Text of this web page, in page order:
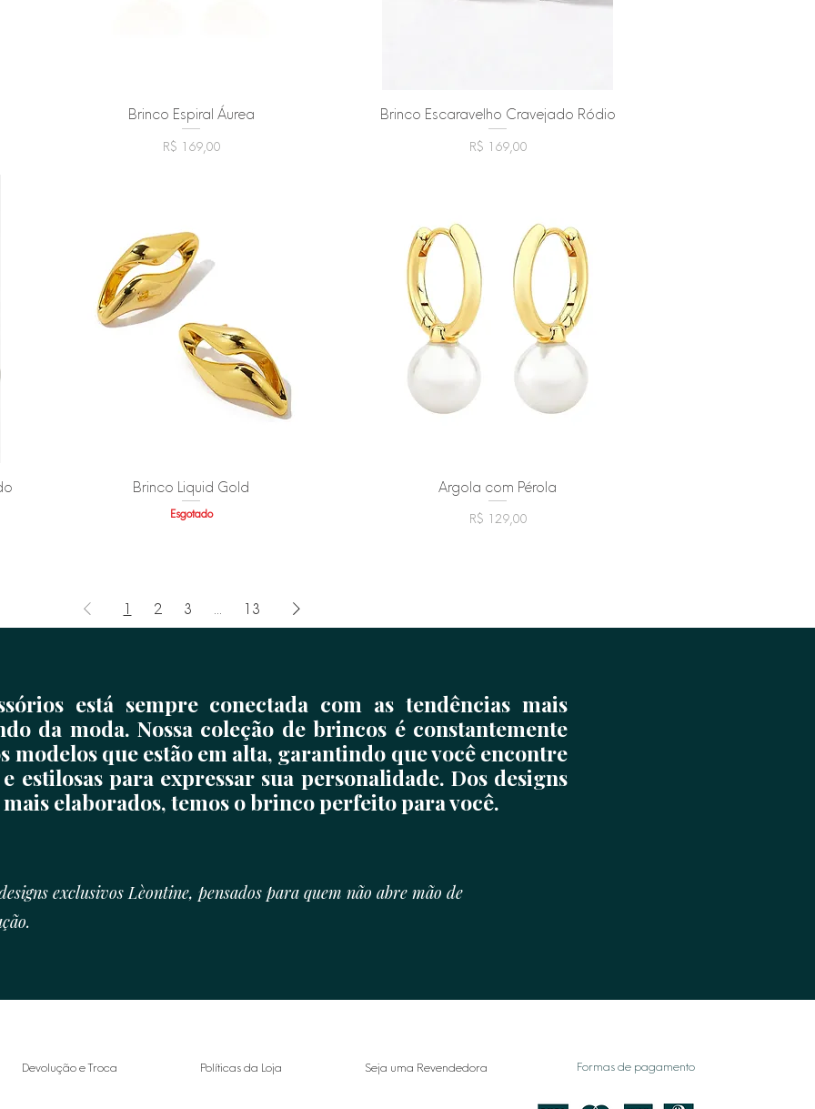
Visualização rápida
Brinco Espiral Áurea
Preço
R$ 169,00
Visualização rápida
Brinco Escaravelho Cravejado Ródio
Preço
R$ 169,00
Visualização rápida
Brinco Liquid Gold
Esgotado
Visualização rápida
Argola com Pérola
Preço
R$ 129,00
1 2 3 ... 13
está sempre conectada com as tendências mais
da moda. Nossa coleção de brincos é constantemente
modelos que estão em alta, garantindo que você encontre
estilosas para expressar sua personalidade. Dos designs
elaborados, temos o brinco perfeito para você.
exclusivos Lèontine, pensados para quem não abre mão de
Formas de pagamento
Devolução e Troca Políticas da Loja Seja uma Revendedora